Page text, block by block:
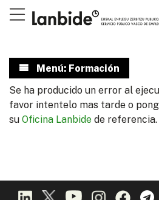
Menú: Formación
Se ha producido un error al
favor intentelo mas tarde o
su Oficina Lanbide de referencia.